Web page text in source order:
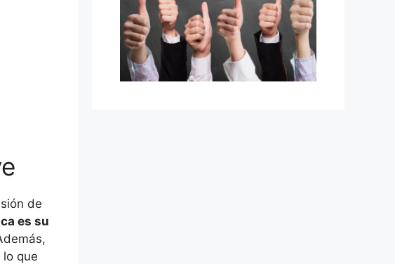
de
es su
que